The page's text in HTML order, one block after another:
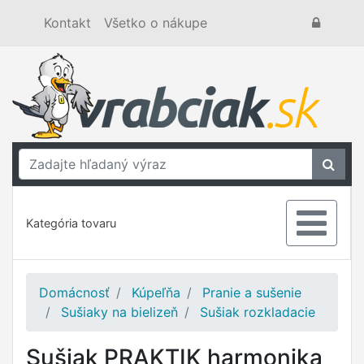
Kontakt Všetko o nákupe
Kategória tovaru
Domácnosť Kúpeľňa
Pranie a sušenie
Sušiaky na bielizeň
Sušiak rozkladacie
Sušiak PRAKTIK harmonika